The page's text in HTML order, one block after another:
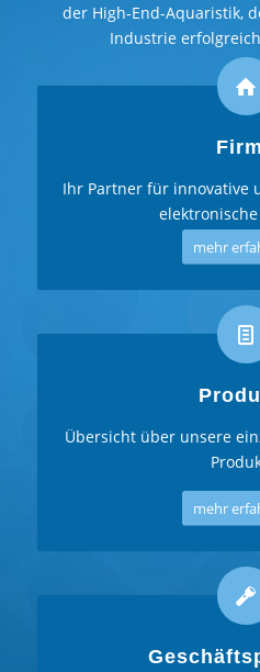
der High-End-Aquaristik,
Industrie
Ihr Partner für innovative
mehr
Übersicht über unsere
mehr